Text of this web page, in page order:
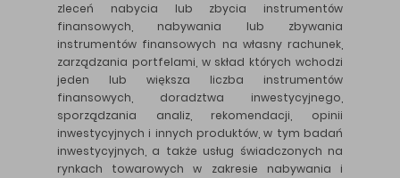
zleceń nabycia lub zbycia instrumentów
finansowych, nabywania lub zbywania
instrumentów finansowych na własny rachunek,
zarządzania portfelami, w skład których wchodzi
jeden lub większa liczba instrumentów
finansowych, doradztwa inwestycyjnego,
sporządzania analiz, rekomendacji, opinii
inwestycyjnych i innych produktów, w tym badań
inwestycyjnych, a także usług świadczonych na
rynkach towarowych w zakresie nabywania i